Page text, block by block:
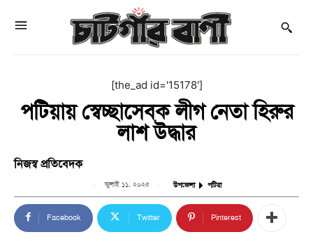
[the_ad id='15178']
পটিয়ায় স্বেচ্ছাসেবক লীগ নেতা হিরুর
লাশ উদ্ধার
নিজস্ব প্রতিবেদক
জুলাই ১১, ২০২৫ উপজেলা পটিয়া
Facebook Twitter Pinterest